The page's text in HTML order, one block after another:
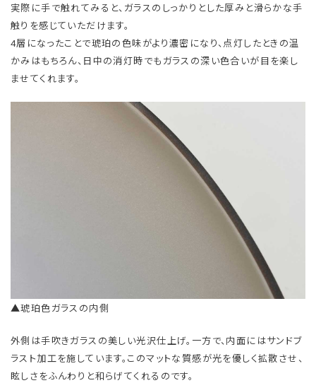
実際に手で触れてみると、ガラスのしっかりとした厚みと滑らかな手
触りを感じていただけます。
4層になったことで琥珀の色味がより濃密になり、点灯したときの温
かみはもちろん、日中の消灯時でもガラスの深い色合いが目を楽し
ませてくれます。
▲琥珀色ガラスの内側
外側は手吹きガラスの美しい光沢仕上げ。一方で、内面にはサンドブ
ラスト加工を施しています。このマットな質感が光を優しく拡散させ、
眩しさをふんわりと和らげてくれるのです。